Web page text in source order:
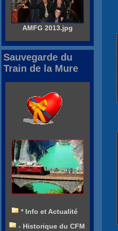
AMFG 2013.jpg
Sauvegarde du
Train de la Mure
* Info et Actualité
- Historique du CFM